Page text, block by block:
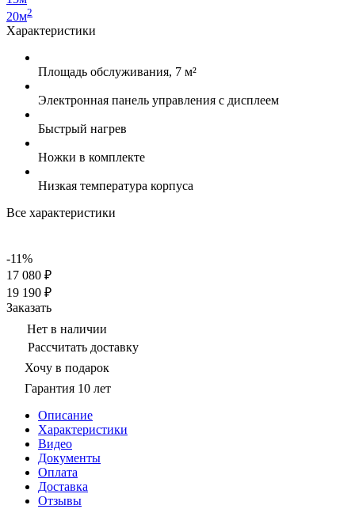
20м2
Характеристики
Площадь обслуживания, 7 м²
Электронная панель управления с дисплеем
Быстрый нагрев
Ножки в комплекте
Низкая температура корпуса
Все характеристики
-11%
17 080 ₽
19 190 ₽
Заказать
Нет в наличии
Рассчитать доставку
Хочу в подарок
Гарантия 10 лет
Описание
Характеристики
Видео
Документы
Оплата
Доставка
Отзывы